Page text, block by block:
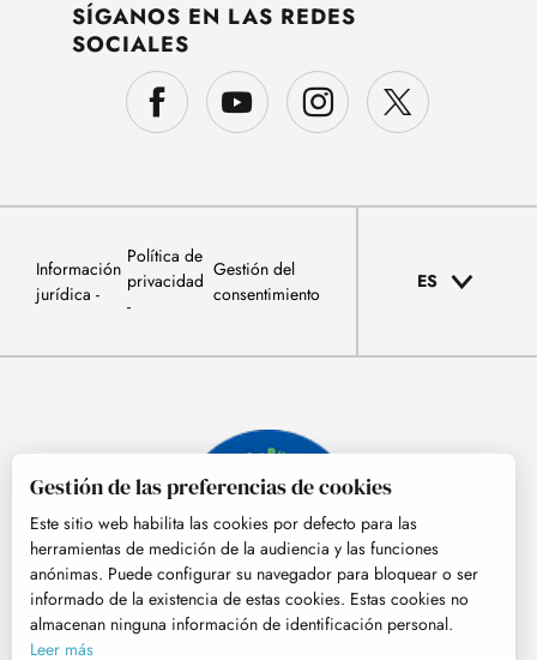
SÍGANOS EN LAS REDES
SOCIALES
Información
jurídica
Política de
privacidad
Gestión del
consentimiento
ES
© Tourisme Hautes-Pyrénées
Gestión de las preferencias de cookies
Este sitio web habilita las cookies por defecto para las
herramientas de medición de la audiencia y las funciones
anónimas. Puede configurar su navegador para bloquear o ser
informado de la existencia de estas cookies. Estas cookies no
almacenan ninguna información de identificación personal.
Leer más